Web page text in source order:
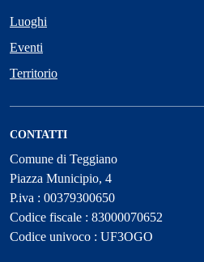
Luoghi
Eventi
Territorio
CONTATTI
Comune di Teggiano
Piazza Municipio, 4
P.iva : 00379300650
Codice fiscale : 83000070652
Codice univoco : UF3OGO